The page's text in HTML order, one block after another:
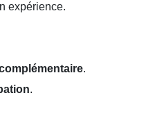
expérience.
.
.